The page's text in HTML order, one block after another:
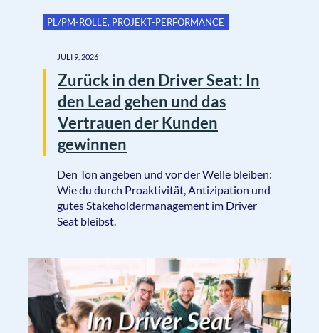
PL/PM-ROLLE, PROJEKT-PERFORMANCE
JULI 9, 2026
Zurück in den Driver Seat: In
den Lead gehen und das
Vertrauen der Kunden
gewinnen
Den Ton angeben und vor der Welle bleiben:
Wie du durch Proaktivität, Antizipation und
gutes Stakeholdermanagement im Driver
Seat bleibst.